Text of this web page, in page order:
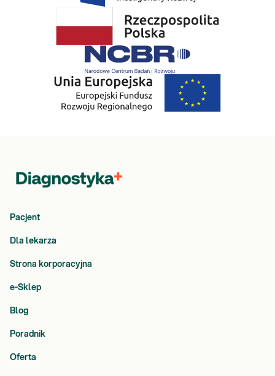
Pacjent
Dla lekarza
Strona korporacyjna
e-Sklep
Blog
Poradnik
Oferta